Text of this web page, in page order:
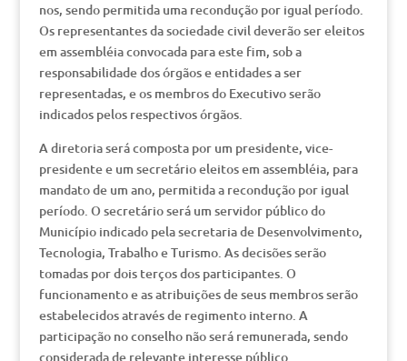
nos, sendo permitida uma recondução por igual período.
Os representantes da sociedade civil deverão ser eleitos
em assembléia convocada para este fim, sob a
responsabilidade dos órgãos e entidades a ser
representadas, e os membros do Executivo serão
indicados pelos respectivos órgãos.
A diretoria será composta por um presidente, vice-
presidente e um secretário eleitos em assembléia, para
mandato de um ano, permitida a recondução por igual
período. O secretário será um servidor público do
Município indicado pela secretaria de Desenvolvimento,
Tecnologia, Trabalho e Turismo. As decisões serão
tomadas por dois terços dos participantes. O
funcionamento e as atribuições de seus membros serão
estabelecidos através de regimento interno. A
participação no conselho não será remunerada, sendo
considerada de relevante interesse público.